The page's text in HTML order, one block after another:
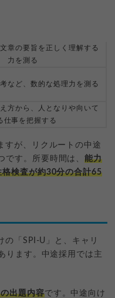
章の要旨を正しく理解する
力を測る
など、数的な処理力を測る
方から、人となりや向いて
仕事を把握する
すが、リクルートの中途
です。所要時間は、能力
検査が約30分の合計65
の「SPI-U」と、キャリ
ります。中途採用では主
出題内容です。中途向け